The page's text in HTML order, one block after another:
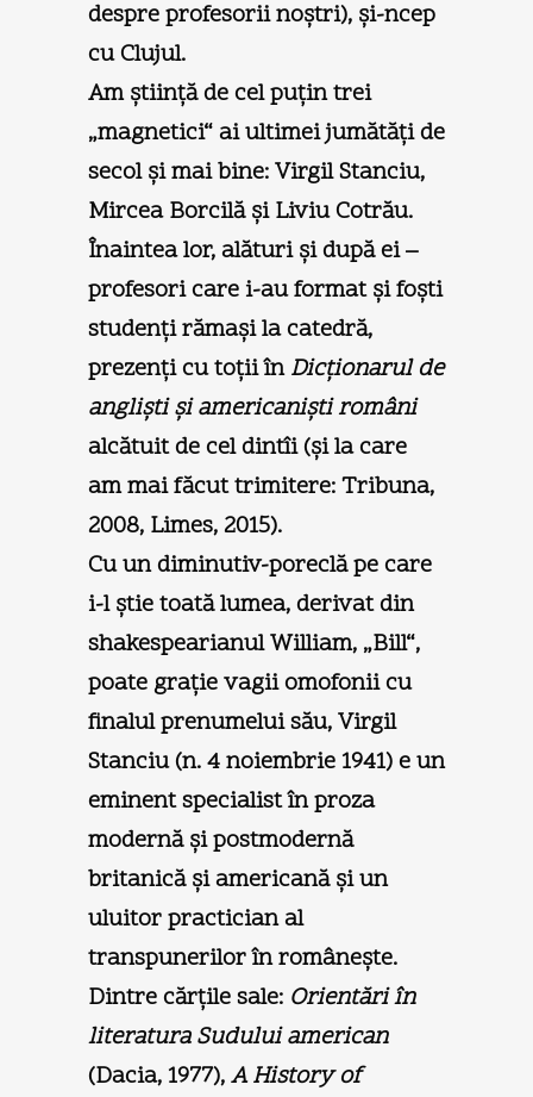
despre profesorii noştri), şi-ncep
cu Clujul.
Am ştiinţă de cel puţin trei
„magnetici“ ai ultimei jumătăţi de
secol şi mai bine: Virgil Stanciu,
Mircea Borcilă şi Liviu Cotrău.
Înaintea lor, alături şi după ei –
profesori care i-au format şi foşti
studenţi rămaşi la catedră,
prezenţi cu toţii înDicţionarul de
anglişti şi americanişti români
alcătuit de cel dintîi (şi la care
am mai făcut trimitere: Tribuna,
2008, Limes, 2015).
Cu un diminutiv-poreclă pe care
i-l ştie toată lumea, derivat din
shakespearianul William, „Bill“,
poate graţie vagii omofonii cu
finalul prenumelui său, Virgil
Stanciu (n. 4 noiembrie 1941) e un
eminent specialist în proza
modernă şi postmodernă
britanică şi americană şi un
uluitor practician al
transpunerilor în româneşte.
Dintre cărţile sale: Orientări în
literatura Sudului american
(Dacia, 1977),A History of